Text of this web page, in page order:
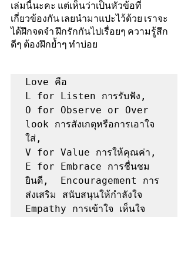
เล่มนี้นะคะ แต่เห็นว่าเป็นหัวข้อที่
เกี่ยวข้องกัน เลยนำมาแปะไว้ด้วย เราจะ
ได้ฝึกจดจำ ฝึกรักกันไปเรื่อยๆ ความรู้สึก
ดีๆ ต้องฝึกย้ำๆ ทำบ่อย
Love คือ
L for Listen การรับฟัง,
O for Observe or Over
look การสังเกตุหรือการเอาใจ
ใส่,
V for Value การให้คุณค่า,
E for Embrace การชื่นชม
ยินดี,  Encouragement การ
ส่งเสริม สนับสนุนให้กำลังใจ
Empathy การเข้าใจ เห็นใจ